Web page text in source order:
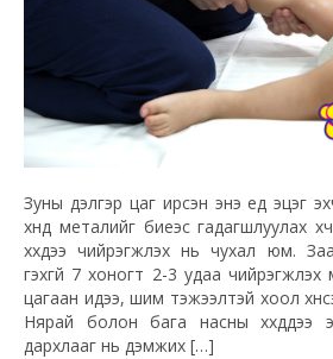
Зуны дэлгэр цаг ирсэн энэ үед эцэг
хүнд металийг биеэс гадагшлуулах
хүүхдээ чийрэгжүүлэх нь чухал юм.
гэхгүй 7 хоногт 2-3 удаа
цагаан идээ, шим тэжээлтэй хоол
Нярай болон бага насны хүүхдүүдээ
дархлааг нь дэмжих […]